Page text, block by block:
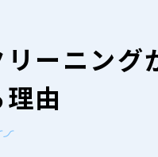
ーニング
由